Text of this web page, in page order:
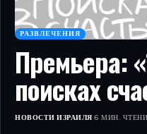
РАЗВЛЕЧЕНИЯ
Премьера:
поисках
НОВОСТИ ИЗРАИЛЯ 6 МИН.